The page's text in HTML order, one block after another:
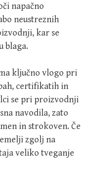
napačno
neustreznih
kar se
blaga.
ključno vlogo pri
certifikatih in
se pri proizvodnji
navodila, zato
in strokoven. Če
zgolj na
veliko tveganje